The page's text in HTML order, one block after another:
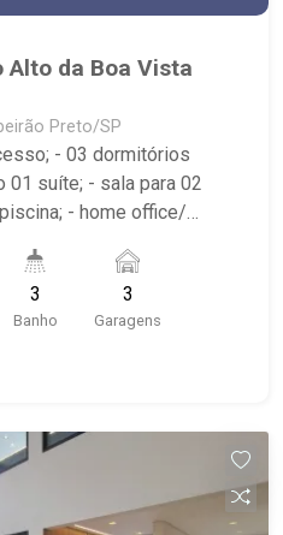
Alto da Boa Vista
Preto/SP
- 03 dormitórios
01 suíte; - sala para 02
- home office/
3
Banho
3
Garagens